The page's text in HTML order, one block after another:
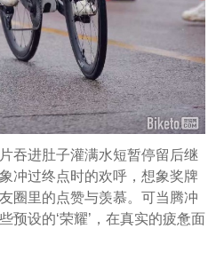
吞进肚子灌满水短暂停留后继
冲过终点时的欢呼，想象奖牌
圈里的点赞与羡慕。可当腾冲
预设的‘荣耀’，在真实的疲惫面